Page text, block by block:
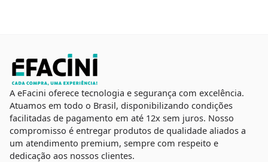
A eFacini oferece tecnologia e segurança com excelência.
Atuamos em todo o Brasil, disponibilizando condições
facilitadas de pagamento em até 12x sem juros. Nosso
compromisso é entregar produtos de qualidade aliados a
um atendimento premium, sempre com respeito e
dedicação aos nossos clientes.